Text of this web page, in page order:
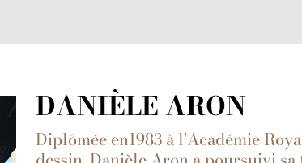
DANIÈLE ARON
Diplômée en1983 à l'Académie